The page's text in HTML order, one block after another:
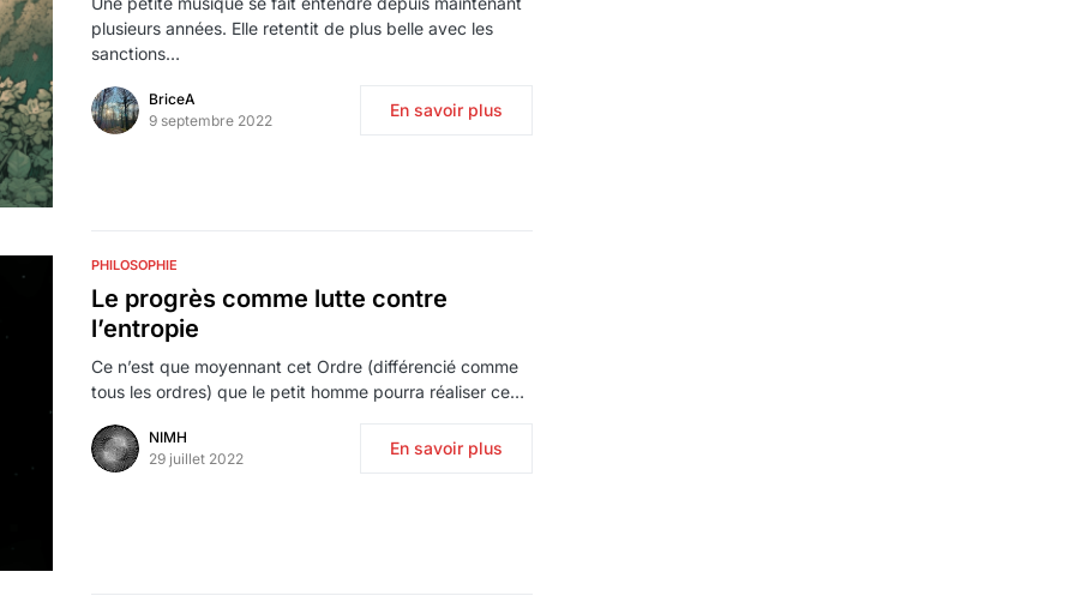
plusieurs années. Elle retentit de plus belle avec les
sanctions…
BriceA
9 septembre 2022
En savoir plus
PHILOSOPHIE
Le progrès comme lutte contre
l’entropie
Ce n’est que moyennant cet Ordre (différencié comme
tous les ordres) que le petit homme pourra réaliser ce…
NIMH
29 juillet 2022
En savoir plus